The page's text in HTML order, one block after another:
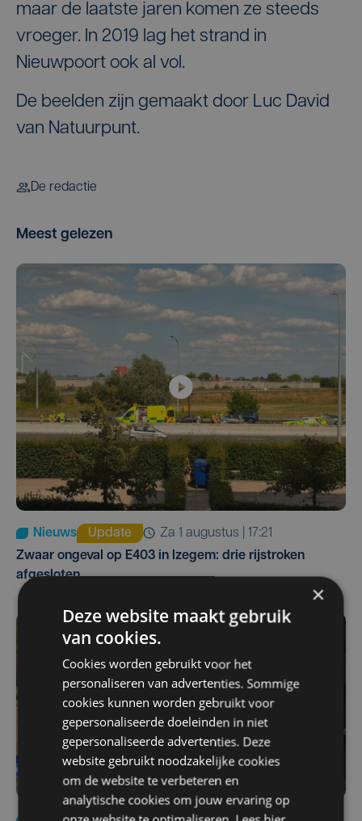
maar de laatste jaren komen ze steeds
vroeger. In 2019 lag het strand in
Nieuwpoort ook al vol.
De beelden zijn gemaakt door Luc David
van Natuurpunt.
De redactie
Meest gelezen
Nieuws Update
za 1 augustus | 17:21
Zwaar ongeval op E403 in Izegem: drie rijstroken
afgesloten
×
Deze website maakt gebruik
van cookies.
Cookies worden gebruikt voor het
personaliseren van advertenties. Sommige
cookies kunnen worden gebruikt voor
gepersonaliseerde doeleinden in niet
gepersonaliseerde advertenties. Deze
website gebruikt noodzakelijke cookies
om de website te verbeteren en
analytische cookies om jouw ervaring op